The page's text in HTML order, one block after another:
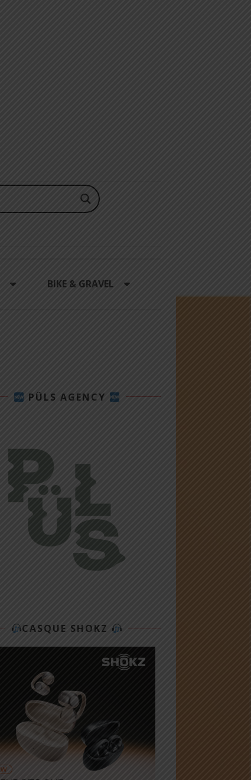
BIKE & GRAVEL
PÜLS AGENCY
CASQUE SHOKZ